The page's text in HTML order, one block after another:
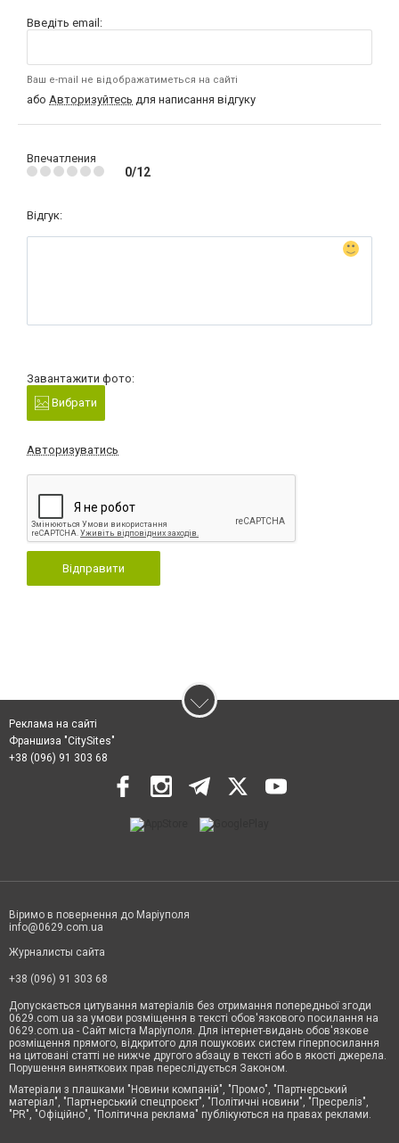
Введіть email:
Ваш e-mail не відображатиметься на сайті
або Авторизуйтесь для написання відгуку
Впечатления
0/12
Відгук:
Завантажити фото:
Вибрати
Авторизуватись
Відправити
Реклама на сайті
Франшиза "CitySites"
+38 (096) 91 303 68
Віримо в повернення до Маріуполя
info@0629.com.ua
Журналисты сайта
+38 (096) 91 303 68
Допускається цитування матеріалів без отримання попередньої згоди
0629.com.ua за умови розміщення в тексті обов'язкового посилання на
0629.com.ua - Сайт міста Маріуполя. Для інтернет-видань обов'язкове
розміщення прямого, відкритого для пошукових систем гіперпосилання
на цитовані статті не нижче другого абзацу в тексті або в якості джерела.
Порушення виняткових прав переслідується Законом.
Матеріали з плашками "Новини компаній", "Промо", "Партнерський
матеріал", "Партнерський спецпроєкт", "Політичні новини", "Пресреліз",
"PR", "Офіційно", "Політична реклама" публікуються на правах реклами.